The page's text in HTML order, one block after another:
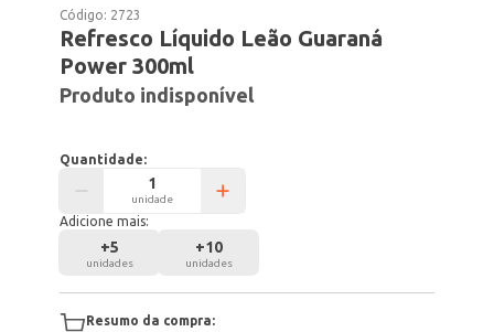
Código: 2723
Refresco Líquido Leão Guaraná
Power 300ml
Produto indisponível
Quantidade:
unidade
Adicione mais:
+5
unidades
+10
unidades
Resumo da compra: